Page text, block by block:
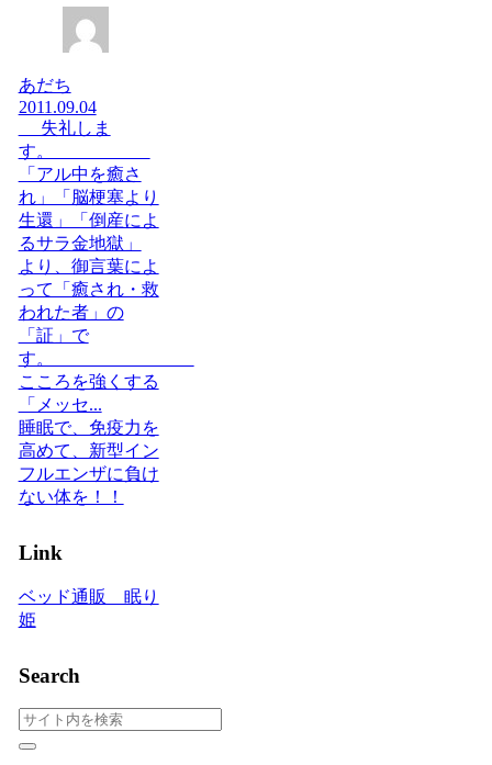
あだち
2011.09.04
失礼しま
す。
「アル中を癒さ
れ」「脳梗塞より
生還」「倒産によ
るサラ金地獄」
より、御言葉によ
って「癒され・救
われた者」の
「証」で
す。
こころを強くする
「メッセ...
睡眠で、免疫力を
高めて、新型イン
フルエンザに負け
ない体を！！
Link
ベッド通販 眠り
姫
Search